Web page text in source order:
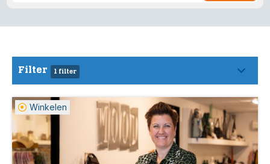
Filter 1 filter
Winkelen